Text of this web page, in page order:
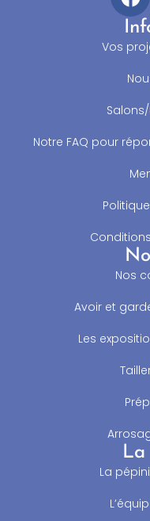
Vos
Notre FAQ pour
Nos
Avoir et
Les
La
La